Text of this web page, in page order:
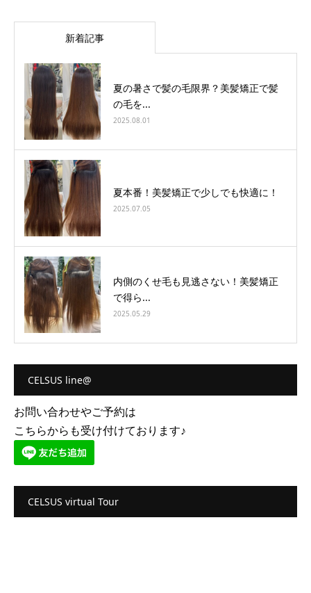
新着記事
夏の暑さで髪の毛限界？美髪矯正で髪
の毛を...
2025.08.01
夏本番！美髪矯正で少しでも快適に！
2025.07.05
内側のくせ毛も見逃さない！美髪矯正
で得ら...
2025.05.29
CELSUS line@
お問い合わせやご予約は
こちらからも受け付けております♪
CELSUS virtual Tour